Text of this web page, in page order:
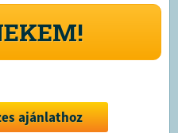
ajánlathoz